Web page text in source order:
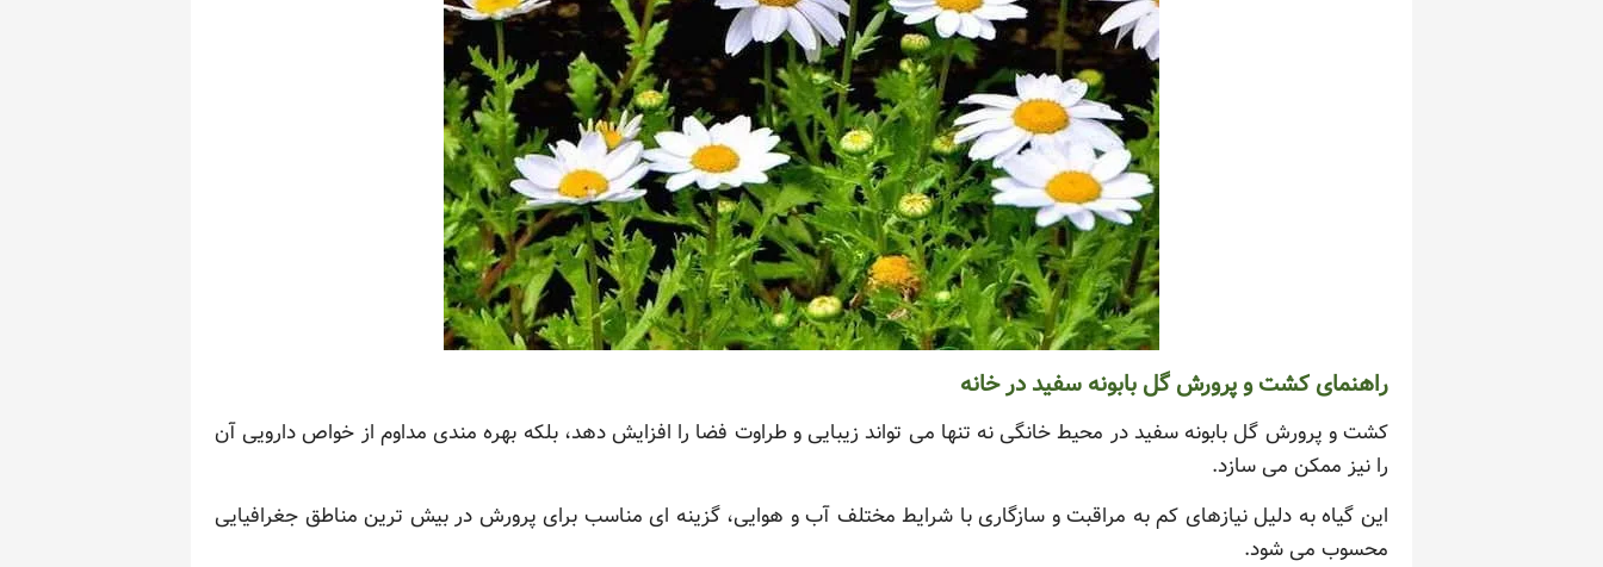
راهنمای کشت و پرورش گل بابونه سفید در خانه
کشت و پرورش گل بابونه سفید در محیط خانگی نه تنها می تواند زیبایی و طراوت فضا را افزایش دهد، بلکه بهره مندی مداوم از خواص دارویی آن
را نیز ممکن می سازد.
این گیاه به دلیل نیازهای کم به مراقبت و سازگاری با شرایط مختلف آب و هوایی، گزینه ای مناسب برای پرورش در بیش ترین مناطق جغرافیایی
محسوب می شود.